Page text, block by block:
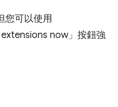
您可以使用
now」 按鈕強